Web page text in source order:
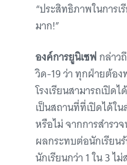
“ประสิทธิภาพในการ
มาก!”
องค์การยูนิเซฟกล่าว
วิด-19 ว่า ทุกฝ่ายต้อ
โรงเรียนสามารถเปิด
เป็นสถานที่ที่เปิดได้ใ
หรือไม่ จากการสำรว
ผลกระทบต่อนักเรียน
นักเรียนกว่า 1 ใน 3 ไ